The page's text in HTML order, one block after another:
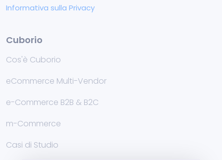
Informativa sulla Privacy
Cuborio
Cos'è Cuborio
eCommerce Multi-Vendor
e-Commerce B2B & B2C
m-Commerce
Casi di Studio